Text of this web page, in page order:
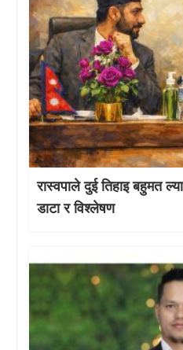
रास्वपाले दुई तिहाइ बहुमत
डाटा र विश्लेषण